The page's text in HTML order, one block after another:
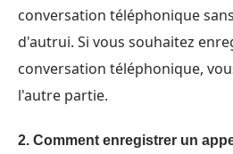
conversation téléphonique
d'autrui. Si vous souhaitez
conversation téléphonique,
l'autre partie.
2. Comment enregistrer un